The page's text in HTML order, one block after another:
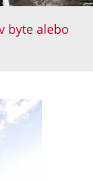
byte alebo